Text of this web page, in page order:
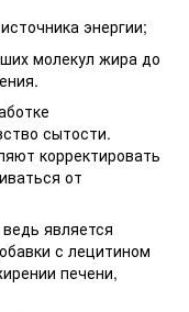
энергии;
молекул жира до
сытости.
корректировать
от
является
с лецитином
печени,